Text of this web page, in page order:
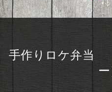
手作りロケ弁当